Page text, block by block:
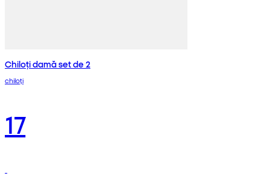
Chiloți damă set de 2
chiloți
17